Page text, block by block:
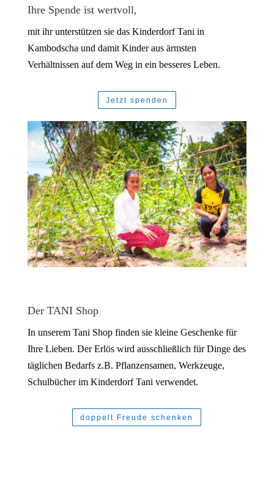
Ihre Spende ist wertvoll,
mit ihr unterstützen sie das Kinderdorf Tani in
Kambodscha und damit Kinder aus ärmsten
Verhältnissen auf dem Weg in ein besseres Leben.
Jetzt spenden
Der TANI Shop
In unserem Tani Shop finden sie kleine Geschenke für
Ihre Lieben. Der Erlös wird ausschließlich für Dinge des
täglichen Bedarfs z.B. Pflanzensamen, Werkzeuge,
Schulbücher im Kinderdorf Tani verwendet.
doppelt Freude schenken